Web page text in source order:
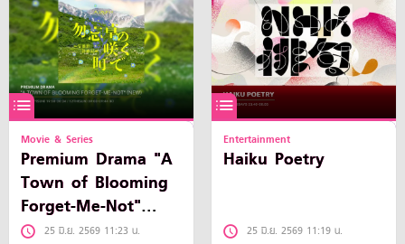
Movie & Series
Premium Drama "A
Town of Blooming
Forget-Me-Not"
(New)25 มิ.ย. 2569 11:23 น.
Entertainment
Haiku Poetry
25 มิ.ย. 2569 11:19 น.